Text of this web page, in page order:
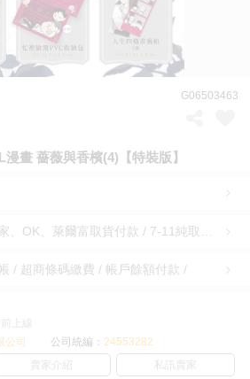
G06503463
漫畫 薔薇與香檳(4)【特裝版】
/ 超商條碼繳費 / 帳戶餘額付款 /
上線
公司 公司統編： 24553282
賣家介紹 私訊賣家